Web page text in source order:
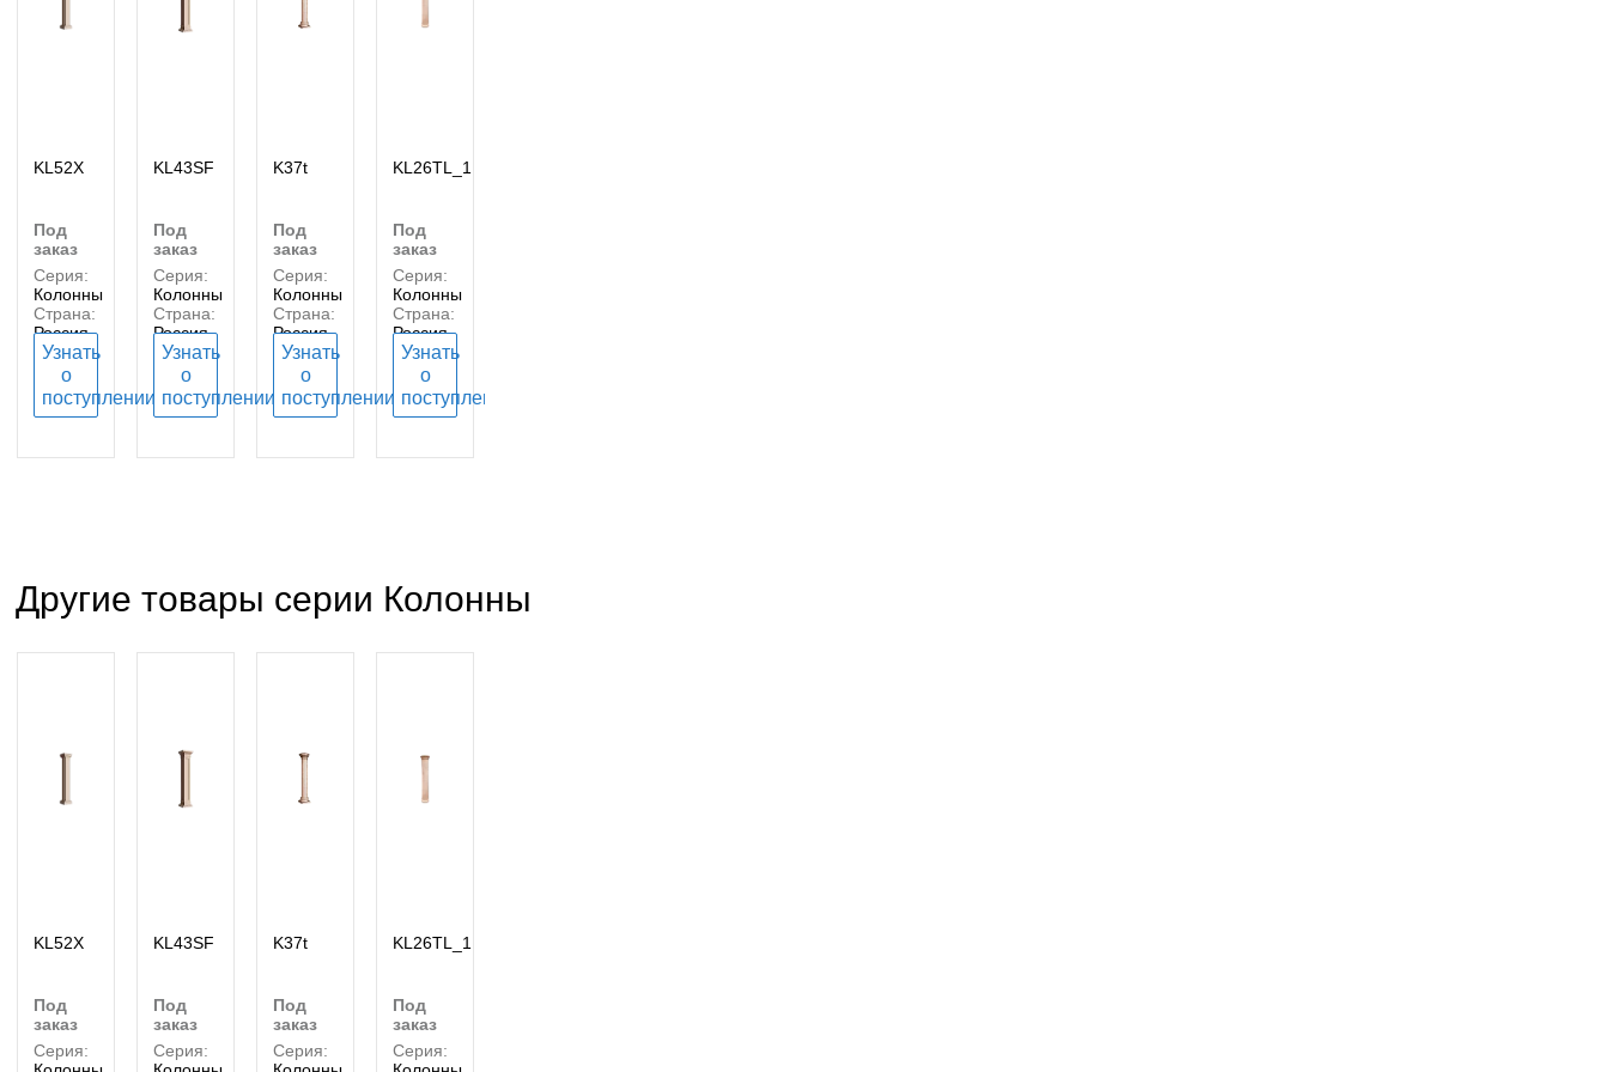
KL52X
под
заказ
Серия:
Колонны
Страна:
Россия
Узнать
о
поступлении
KL43SF
под
заказ
Серия:
Колонны
Страна:
Россия
Узнать
о
поступлении
K37t
под
заказ
Серия:
Колонны
Страна:
Россия
Узнать
о
поступлении
KL26TL_1
под
заказ
Серия:
Колонны
Страна:
Россия
Узнать
о
поступлении
Другие товары серии Колонны
KL52X
под
заказ
Серия:
KL43SF
под
заказ
Серия:
K37t
под
заказ
Серия:
KL26TL_1
под
заказ
Серия: